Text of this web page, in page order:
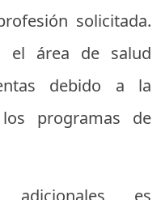
solicitada.
el área de salud
debido a la
programas de
es